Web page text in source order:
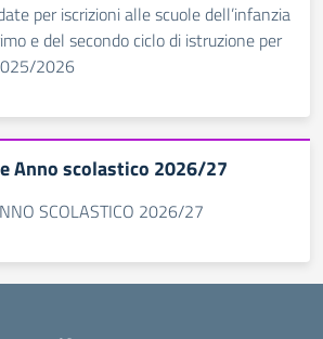
per iscrizioni alle scuole dell’infanzia
e del secondo ciclo di istruzione per
2026
Anno scolastico 2026/27
SCOLASTICO 2026/27